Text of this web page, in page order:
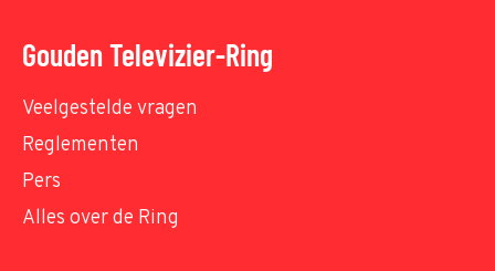
Gouden Televizier-Ring
Veelgestelde vragen
Reglementen
Pers
Alles over de Ring